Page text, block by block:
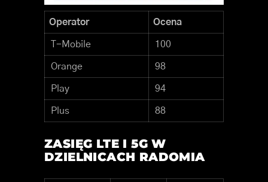
Operator Ocena
T-Mobile 100
Orange 98
Play 94
Plus 88
ZASIĘG LTE I 5G W
DZIELNICACH RADOMIA